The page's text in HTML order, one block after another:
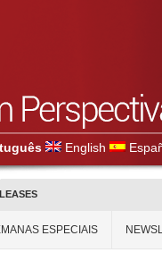
English
ESPECIAIS